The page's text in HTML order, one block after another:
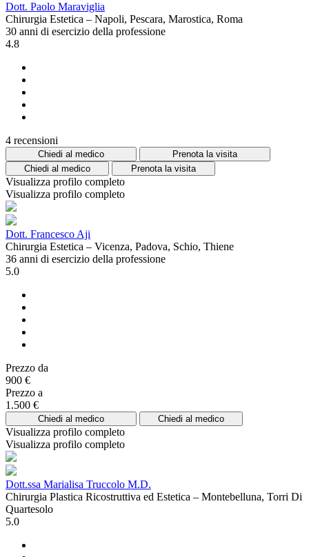
Dott. Paolo Maraviglia
Chirurgia Estetica – Napoli, Pescara, Marostica, Roma
30 anni di esercizio della professione
4.8
4 recensioni
Chiedi al medico
Prenota la visita
Chiedi al medico
Prenota la visita
Visualizza profilo completo
Visualizza profilo completo
Dott. Francesco Aji
Chirurgia Estetica – Vicenza, Padova, Schio, Thiene
36 anni di esercizio della professione
5.0
Prezzo da
900 €
Prezzo a
1.500 €
Chiedi al medico Chiedi al medico
Visualizza profilo completo
Visualizza profilo completo
Dott.ssa Marialisa Truccolo M.D.
Chirurgia Plastica Ricostruttiva ed Estetica – Montebelluna, Torri Di
Quartesolo
5.0